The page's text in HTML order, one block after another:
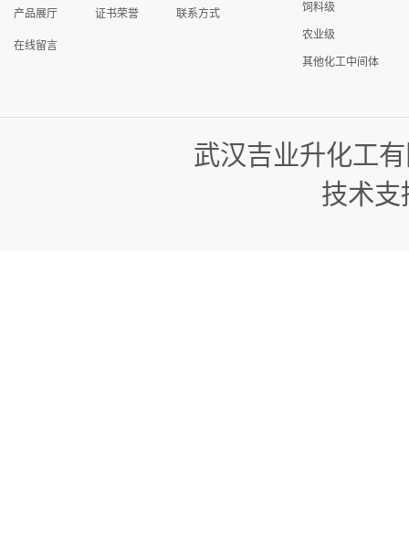
产品展厅 证书荣誉 联系方式
在线留言
饲料级
农业级
其他化工中间体
武汉吉业升化工
技术